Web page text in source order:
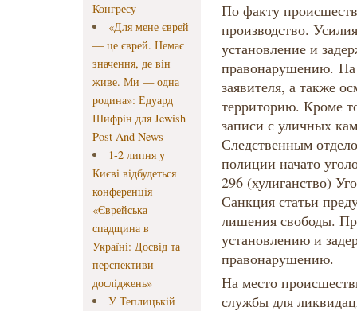
Конгресу
«Для мене єврей
— це єврей. Немає
значення, де він
живе. Ми — одна
родина»: Едуард
Шифрін для Jewish
Post And News
1-2 липня у
Києві відбудеться
конференція
«Єврейська
спадщина в
Україні: Досвід та
перспективи
досліджень»
У Теплицькій
По факту
производство.
установление и
правонарушению. На
заявителя, а также
территорию. Кроме
записи с уличных
Следственным
полиции начато
296 (хулиганство)
Санкция статьи
лишения свободы.
установлению и
правонарушению.
На место
службы для